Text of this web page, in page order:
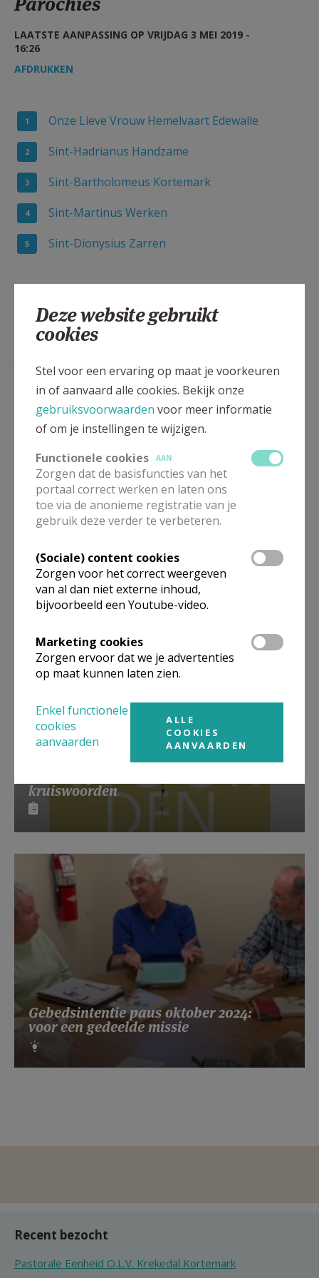
AANMELDEN OF REGISTREREN
LAATSTE AANPASSING OP VRIJDAG 3 MEI 2019 -
16:26
AFDRUKKEN
Onze Lieve Vrouw Hemelvaart Edewalle
Sint-Hadrianus Handzame
Sint-Bartholomeus Kortemark
Sint-Martinus Werken
Sint-Dionysius Zarren
Beroepsvereniging Zorgpastores
kruiswoorden
Gebedsintentie paus oktober 2024:
voor een gedeelde missie
Recent bezocht
Pastorale Eenheid O.L.V. Krekedal Kortemark
Deze website gebruikt
cookies
Stel voor een ervaring op maat je voorkeuren
in of aanvaard alle cookies. Bekijk onze
gebruiksvoorwaarden voor meer informatie
of om je instellingen te wijzigen.
Functionele cookies
AAN
Zorgen dat de basisfuncties van het
portaal correct werken en laten ons
toe via de anonieme registratie van je
gebruik deze verder te verbeteren.
(Sociale) content cookies
Zorgen voor het correct weergeven
van al dan niet externe inhoud,
bijvoorbeeld een Youtube-video.
Marketing cookies
Zorgen ervoor dat we je advertenties
op maat kunnen laten zien.
Enkel functionele
cookies
aanvaarden
ALLE
COOKIES
AANVAARDEN